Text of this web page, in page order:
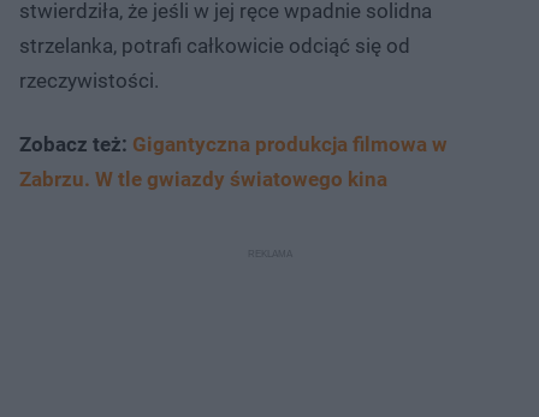
stwierdziła, że jeśli w jej ręce wpadnie solidna
strzelanka, potrafi całkowicie odciąć się od
rzeczywistości.
Zobacz też: Gigantyczna produkcja filmowa w
Zabrzu. W tle gwiazdy światowego kina